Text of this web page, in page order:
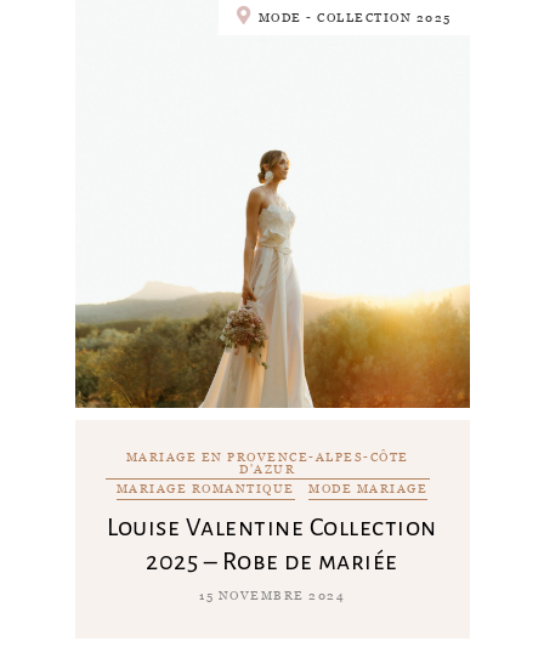
MODE - COLLECTION 2025
MARIAGE EN PROVENCE-ALPES-CÔTE
D'AZUR
MARIAGE ROMANTIQUE
MODE MARIAGE
Louise Valentine Collection
2025 – Robe de mariée
15 NOVEMBRE 2024